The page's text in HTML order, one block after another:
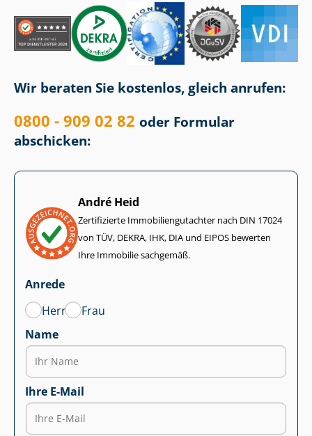
Wir beraten Sie kostenlos, gleich anrufen:
0800 - 909 02 82 oder Formular
abschicken:
André Heid
Zertifizierte Im­mo­bi­li­en­gut­ach­ter nach DIN 17024
von TÜV, DEKRA, IHK, DIA und EIPOS bewerten
Ihre Immobilie sachgemäß.
Anrede
Herr
Frau
Name
Ihre E-Mail